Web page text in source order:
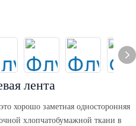
лента
хорошо заметная односторонняя
хлопчатобумажной ткани в